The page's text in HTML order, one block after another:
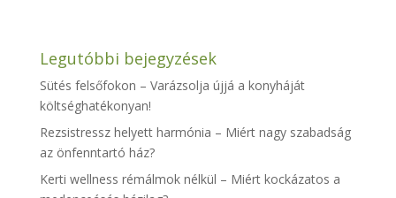
Legutóbbi bejegyzések
Sütés felsőfokon – Varázsolja újjá a konyháját
költséghatékonyan!
Rezsistressz helyett harmónia – Miért nagy szabadság
az önfenntartó ház?
Kerti wellness rémálmok nélkül – Miért kockázatos a